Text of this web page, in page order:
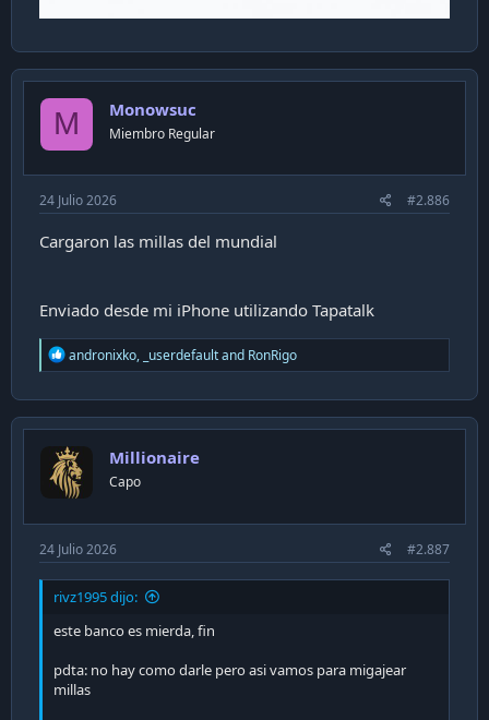
M Monowsuc
Miembro Regular
24 Julio 2026 #2.886
Cargaron las millas del mundial
Enviado desde mi iPhone utilizando Tapatalk
R
e
c
t
o
n
s
andronixko, _userdefaultand RonRigo
Millionaire
Capo
24 Julio 2026 #2.887
rivz1995 dijo:
este banco es mierda, fin
pdta: no hay como darle pero asi vamos para migajear
millas